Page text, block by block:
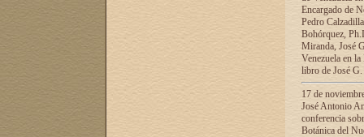
Encargado de
Pedro
Bohórquez,
Miranda, José
Venezuela en
libro de José
17 de
José Antonio
conferencia
Botánica del